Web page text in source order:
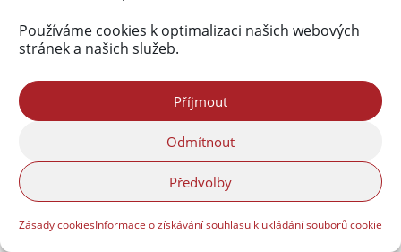
Používáme cookies k optimalizaci našich webových
stránek a našich služeb.
Příjmout
Odmítnout
Předvolby
Zásady cookiesInformace o získávání souhlasu k ukládání souborů cookie